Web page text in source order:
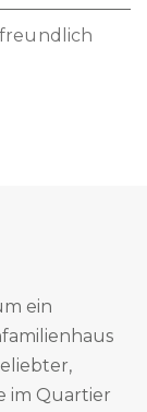
ein
im Quartier